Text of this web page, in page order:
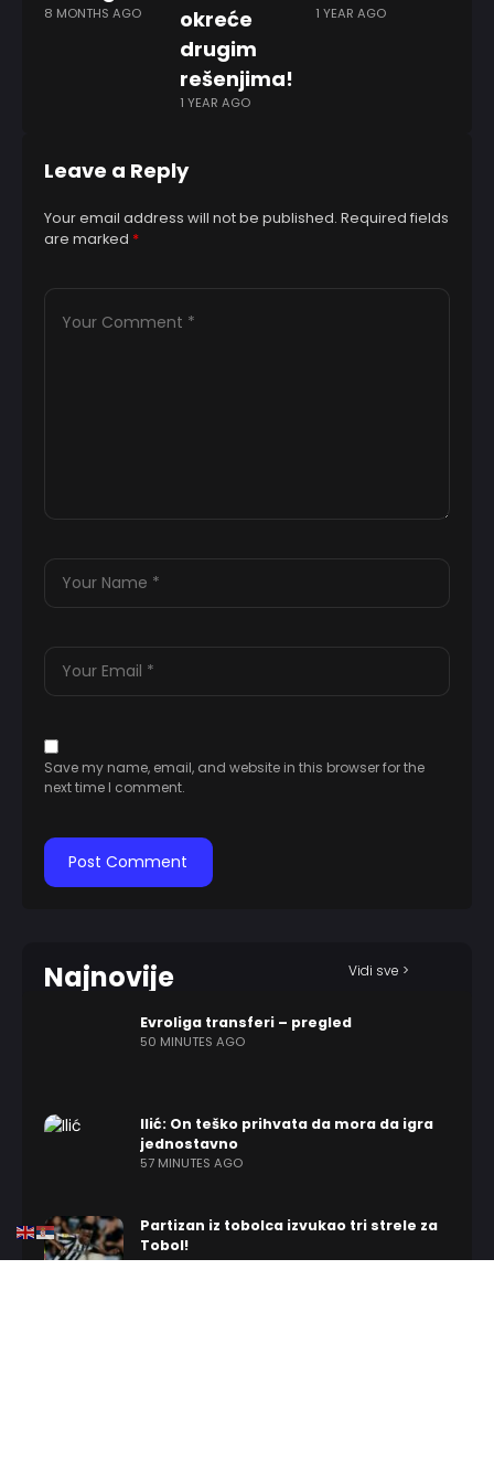
8 MONTHS AGO
okreće
drugim
rešenjima!
1 YEAR AGO
1 YEAR AGO
Leave a Reply
Your email address will not be published. Required fields
are marked *
Save my name, email, and website in this browser for the
next time I comment.
Najnovije Vidi sve >
Evroliga transferi – pregled
50 MINUTES AGO
Ilić: On teško prihvata da mora da igra
jednostavno
57 MINUTES AGO
Partizan iz tobolca izvukao tri strele za
Tobol!
5 HOURS AGO